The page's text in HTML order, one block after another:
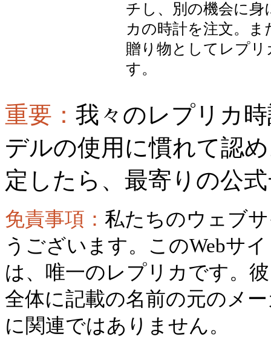
チし、別の機会に
カの時計を注文。
贈り物としてレプ
す。
重要： 我々のレプリカ
デルの使用に慣れて認
定したら、最寄りの公
免責事項： 私たちのウェブ
うございます。このWebサ
は、唯一のレプリカです。
全体に記載の名前の元のメ
に関連ではありません。